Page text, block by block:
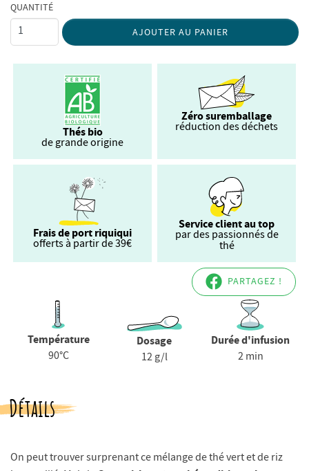
QUANTITÉ
AJOUTER AU PANIER
Thés bio
de grande origine
Zéro suremballage
réduction des déchets
Frais de port riquiqui
offerts à partir de 39€
Service client au top
par des passionnés de
thé
PARTAGEZ !
Température
90°C
Dosage
12 g/l
Durée d'infusion
2 min
Détails
On peut trouver surprenant ce mélange de thé vert et de riz